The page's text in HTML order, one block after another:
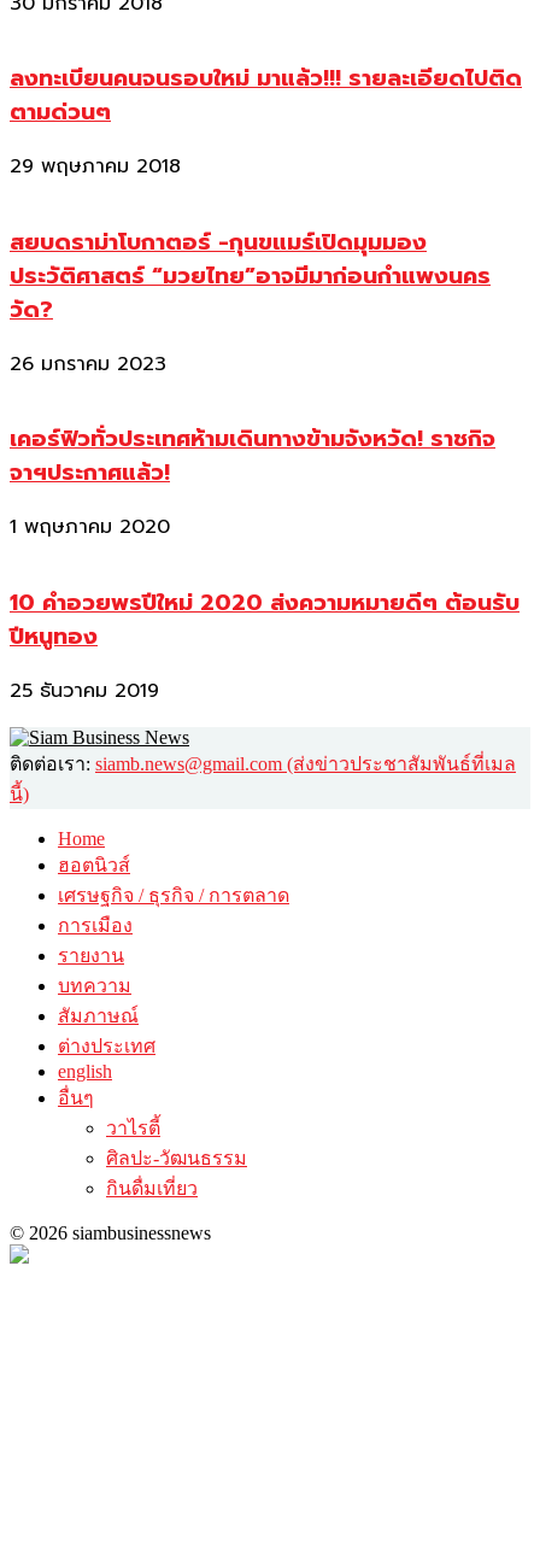
ลงทะเบียนคนจนรอบใหม่ มาแล้ว!!! รายละเอียดไปติด
ตามด่วนๆ
29 พฤษภาคม 2018
สยบดราม่าโบกาตอร์ -กุนขแมร์เปิดมุมมอง
ประวัติศาสตร์ “มวยไทย”อาจมีมาก่อนกำแพงนคร
วัด?
26 มกราคม 2023
เคอร์ฟิวทั่วประเทศห้ามเดินทางข้ามจังหวัด! ราชกิจ
จาฯประกาศแล้ว!
1 พฤษภาคม 2020
10 คำอวยพรปีใหม่ 2020 ส่งความหมายดีๆ ต้อนรับ
ปีหนูทอง
25 ธันวาคม 2019
ติดต่อเรา: siamb.news@gmail.com (ส่งข่าวประชาสัมพันธ์ที่เมล
นี้)
Home
ฮอตนิวส์
เศรษฐกิจ / ธุรกิจ / การตลาด
การเมือง
รายงาน
บทความ
สัมภาษณ์
ต่างประเทศ
english
อื่นๆ
วาไรตี้
ศิลปะ-วัฒนธรรม
กินดื่มเที่ยว
© 2026 siambusinessnews